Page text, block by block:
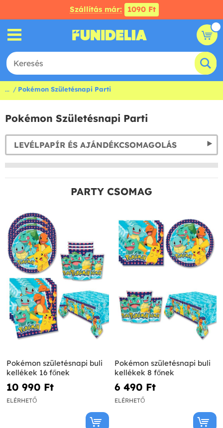
Szállítás már: 1090 Ft
... Pokémon Születésnapi Parti
Pokémon Születésnapi Parti
LEVÉLPAPÍR ÉS AJÁNDÉKCSOMAGOLÁS
PARTY CSOMAG
Pokémon születésnapi buli
kellékek 16 főnek
10 990 Ft‎
ELÉRHETŐ
Pokémon születésnapi buli
kellékek 8 főnek
6 490 Ft‎
ELÉRHETŐ